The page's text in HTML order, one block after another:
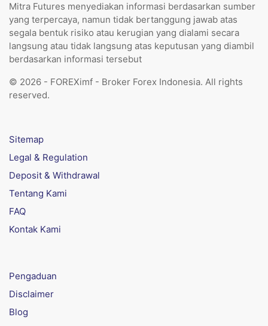
Mitra Futures menyediakan informasi berdasarkan sumber
yang terpercaya, namun tidak bertanggung jawab atas
segala bentuk risiko atau kerugian yang dialami secara
langsung atau tidak langsung atas keputusan yang diambil
berdasarkan informasi tersebut
© 2026 - FOREXimf - Broker Forex Indonesia. All rights
reserved.
Sitemap
Legal & Regulation
Deposit & Withdrawal
Tentang Kami
FAQ
Kontak Kami
Pengaduan
Disclaimer
Blog